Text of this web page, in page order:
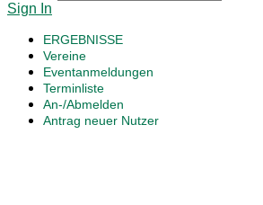
Sign In
ERGEBNISSE
Vereine
Eventanmeldungen
Terminliste
An-/Abmelden
Antrag neuer Nutzer